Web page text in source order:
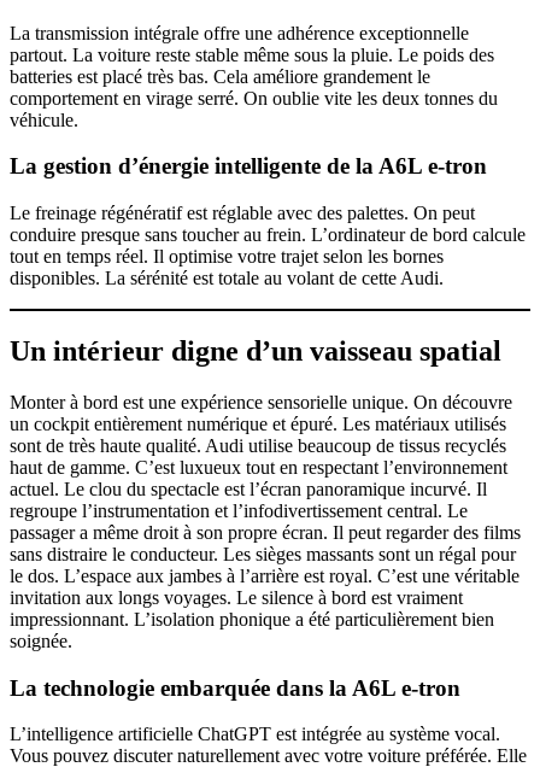
La transmission intégrale offre une adhérence exceptionnelle
partout. La voiture reste stable même sous la pluie. Le poids des
batteries est placé très bas. Cela améliore grandement le
comportement en virage serré. On oublie vite les deux tonnes du
véhicule.
La gestion d’énergie intelligente de laA6L e-tron
Le freinage régénératif est réglable avec des palettes. On peut
conduire presque sans toucher au frein. L’ordinateur de bord calcule
tout en temps réel. Il optimise votre trajet selon les bornes
disponibles. La sérénité est totale au volant de cette Audi.
Un intérieur digne d’un vaisseau spatial
Monter à bord est une expérience sensorielle unique. On découvre
un cockpit entièrement numérique et épuré. Les matériaux utilisés
sont de très haute qualité. Audi utilise beaucoup de tissus recyclés
haut de gamme. C’est luxueux tout en respectant l’environnement
actuel. Le clou du spectacle est l’écran panoramique incurvé. Il
regroupe l’instrumentation et l’infodivertissement central. Le
passager a même droit à son propre écran. Il peut regarder des films
sans distraire le conducteur. Les sièges massants sont un régal pour
le dos. L’espace aux jambes à l’arrière est royal. C’est une véritable
invitation aux longs voyages. Le silence à bord est vraiment
impressionnant. L’isolation phonique a été particulièrement bien
soignée.
La technologie embarquée dans la A6L e-tron
L’intelligence artificielle ChatGPT est intégrée au système vocal.
Vous pouvez discuter naturellement avec votre voiture préférée. Elle